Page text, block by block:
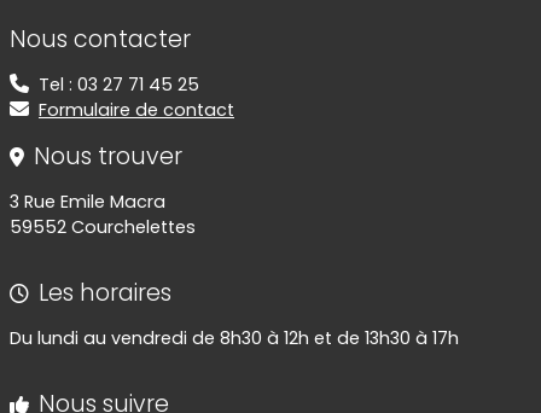
Informations de contact
Nous contacter
Tel : 03 27 71 45 25
Formulaire de contact
Nous trouver
3 Rue Emile Macra
59552 Courchelettes
Les horaires
Du lundi au vendredi de 8h30 à 12h et de 13h30 à 17h
Nous suivre